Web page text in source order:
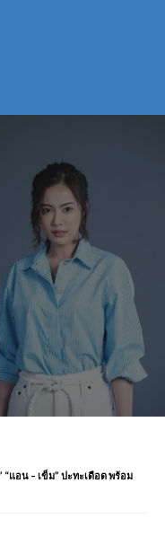
“แอน – เข็ม” ปะทะเดือด พร้อม